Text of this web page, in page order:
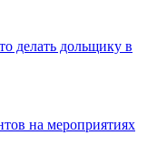
делать дольщику в
на мероприятиях